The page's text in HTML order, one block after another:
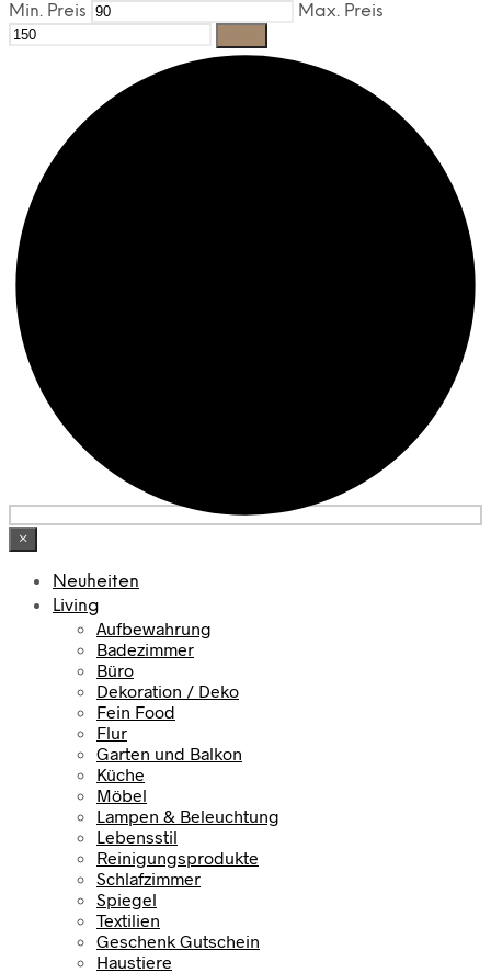
Min. Preis Max. Preis
×
Neuheiten
Living
Aufbewahrung
Badezimmer
Büro
Dekoration / Deko
Fein Food
Flur
Garten und Balkon
Küche
Möbel
Lampen & Beleuchtung
Lebensstil
Reinigungsprodukte
Schlafzimmer
Spiegel
Textilien
Geschenk Gutschein
Haustiere